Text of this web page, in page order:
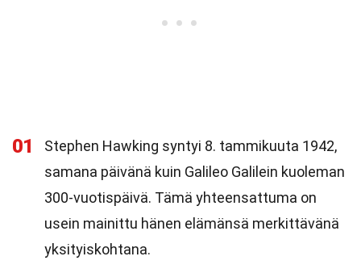
01
Stephen Hawking syntyi 8. tammikuuta 1942,
samana päivänä kuin Galileo Galilein kuoleman
300-vuotispäivä. Tämä yhteensattuma on
usein mainittu hänen elämänsä merkittävänä
yksityiskohtana.